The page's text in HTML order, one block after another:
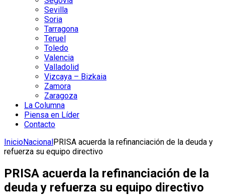
Sevilla
Soria
Tarragona
Teruel
Toledo
Valencia
Valladolid
Vizcaya – Bizkaia
Zamora
Zaragoza
La Columna
Piensa en Líder
Contacto
InicioNacionalPRISA acuerda la refinanciación de la deuda y
refuerza su equipo directivo
PRISA acuerda la refinanciación de la
deuda y refuerza su equipo directivo